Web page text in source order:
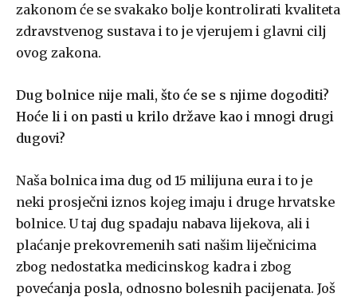
zakonom će se svakako bolje kontrolirati kvaliteta
zdravstvenog sustava i to je vjerujem i glavni cilj
ovog zakona.
Dug bolnice nije mali, što će se s njime dogoditi?
Hoće li i on pasti u krilo države kao i mnogi drugi
dugovi?
Naša bolnica ima dug od 15 milijuna eura i to je
neki prosječni iznos kojeg imaju i druge hrvatske
bolnice. U taj dug spadaju nabava lijekova, ali i
plaćanje prekovremenih sati našim liječnicima
zbog nedostatka medicinskog kadra i zbog
povećanja posla, odnosno bolesnih pacijenata. Još